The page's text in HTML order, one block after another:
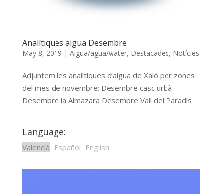
Analítiques aigua Desembre
May 8, 2019 | Aigua/agua/water, Destacades, Notícies
Adjuntem les analítiques d’aigua de Xaló per zones
del mes de novembre: Desembre casc urbà
Desembre la Almazara Desembre Vall del Paradís
Language:
Valencià Español English